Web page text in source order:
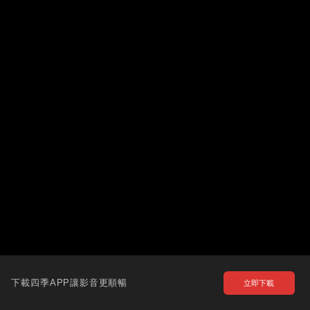
下載四季APP讓影音更順暢 立即下載